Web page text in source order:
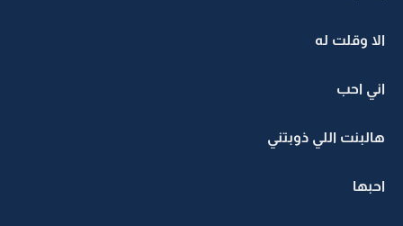
الا وقلت له
اني احب
هالبنت اللي ذوبتني
احبها